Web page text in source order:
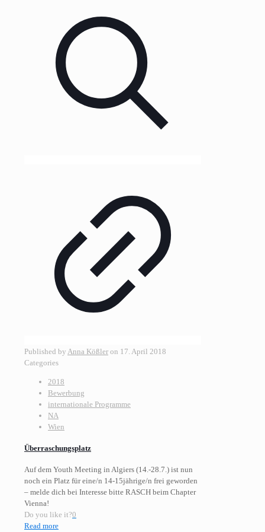
Published by Anna Kößler on 17. April 2018
Categories
2018
Bewerbung
internationale Programme
NA
Wien
Überraschungsplatz
Auf dem Youth Meeting in Algiers (14.-28.7.) ist nun
noch ein Platz für eine/n 14-15jährige/n frei geworden
– melde dich bei Interesse bitte RASCH beim Chapter
Vienna!
Do you like it?0
Read more